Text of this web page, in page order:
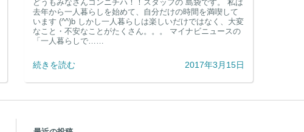
一人暮らしの「困った！！」にオススメしたい iPhone アプリ 7選
どうもみなさんコンニチハ！！スタッフの 島袋です。 私は
去年から一人暮らしを始めて、自分だけの時間を満喫して
います (^^)b しかし一人暮らしは楽しいだけではなく、大変
なこと・不安なことがたくさん。。。 マイナビニュースの
続きを読む 2017年3月15日